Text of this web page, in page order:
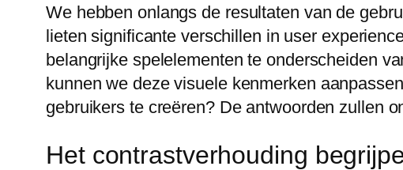
We hebben onlangs de resultaten van de
lieten significante verschillen in user
belangrijke spelelementen te onderscheiden
kunnen we deze visuele kenmerken
gebruikers te creëren? De antwoorden zullen
Het contrastverhouding